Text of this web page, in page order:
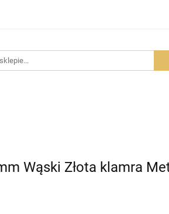
Wąski Złota klamra